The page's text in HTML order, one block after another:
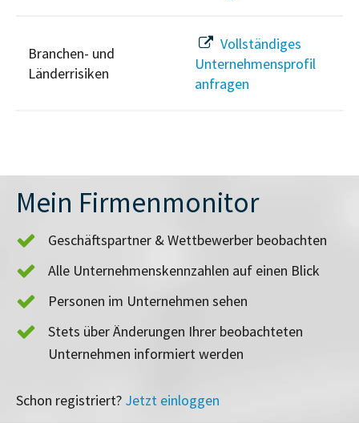
Branchen- und
Länderrisiken
Vollständiges
Unternehmensprofil
anfragen
Mein Firmenmonitor
Geschäftspartner & Wettbewerber beobachten
Alle Unternehmenskennzahlen auf einen Blick
Personen im Unternehmen sehen
Stets über Änderungen Ihrer beobachteten
Unternehmen informiert werden
Schon registriert? Jetzt einloggen